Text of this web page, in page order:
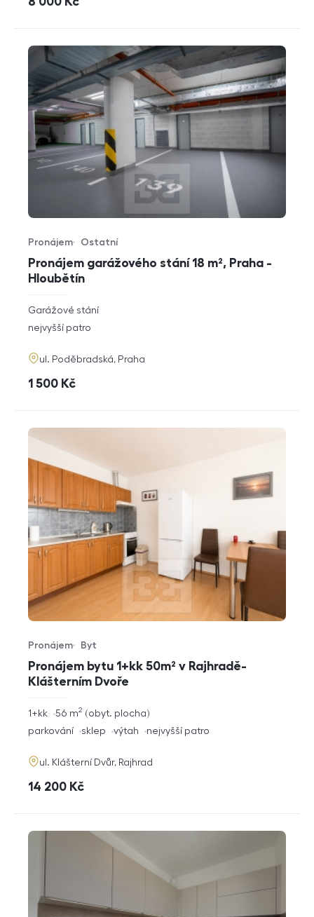
Pronájem garážového stání 18 m², Praha -
Hloubětín
Typ nabídky
Pronájem
Typ nemovitosti
Ostatní
rozměry
dispozice
Garážové stání
funkce
nejvyšší patro
adresa
ul. Poděbradská, Praha
cena
1 500 Kč
Pronájem bytu 1+kk 50m² v Rajhradě-
Klášterním Dvoře
Typ nabídky
Pronájem
Typ nemovitosti
Byt
rozměry
dispozice
1+kk obyt. plocha
56 m2
funkce
parkování sklep výtah nejvyšší patro
adresa
ul. Klášterní Dvůr, Rajhrad
cena
14 200 Kč